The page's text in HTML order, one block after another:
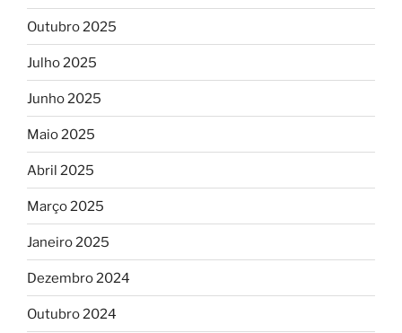
Outubro 2025
Julho 2025
Junho 2025
Maio 2025
Abril 2025
Março 2025
Janeiro 2025
Dezembro 2024
Outubro 2024